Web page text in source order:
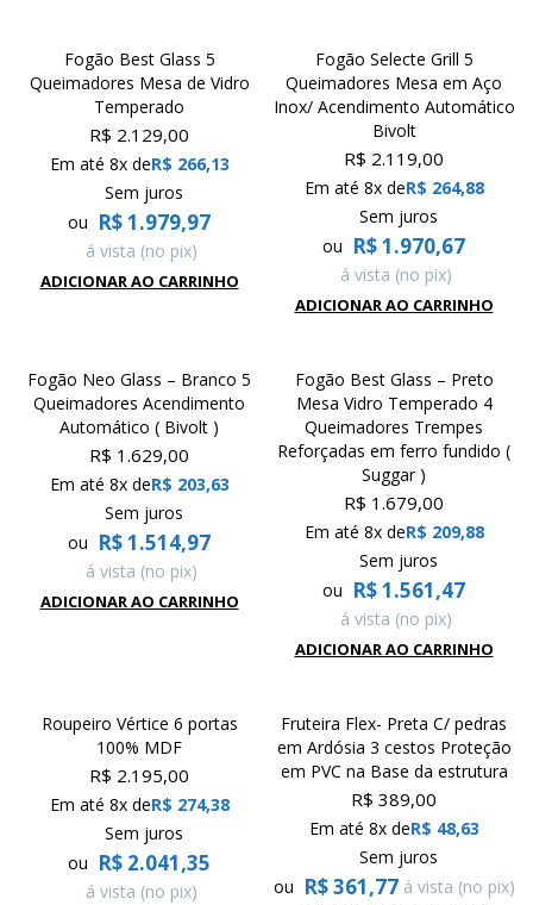
Fogão Best Glass 5
Queimadores Mesa de Vidro
Temperado
R$ 2.129,00
Em até 8x deR$ 266,13
Sem juros
ou R$1.979,97
á vista (no pix)
ADICIONAR AO CARRINHO
Fogão Selecte Grill 5
Queimadores Mesa em Aço
Inox/ Acendimento Automático
Bivolt
R$ 2.119,00
Em até 8x deR$ 264,88
Sem juros
ou R$1.970,67
á vista (no pix)
ADICIONAR AO CARRINHO
Fogão Neo Glass – Branco 5
Queimadores Acendimento
Automático ( Bivolt )
R$ 1.629,00
Em até 8x deR$ 203,63
Sem juros
ou R$1.514,97
á vista (no pix)
ADICIONAR AO CARRINHO
Fogão Best Glass – Preto
Mesa Vidro Temperado 4
Queimadores Trempes
Reforçadas em ferro fundido (
Suggar )
R$ 1.679,00
Em até 8x deR$ 209,88
Sem juros
ou R$1.561,47
á vista (no pix)
ADICIONAR AO CARRINHO
Roupeiro Vértice 6 portas
100% MDF
R$ 2.195,00
Em até 8x deR$ 274,38
Sem juros
ou R$ 2.041,35
á vista (no pix)
Fruteira Flex- Preta C/ pedras
em Ardósia 3 cestos Proteção
em PVC na Base da estrutura
R$ 389,00
Em até 8x deR$ 48,63
Sem juros
ou R$361,77á vista (no pix)